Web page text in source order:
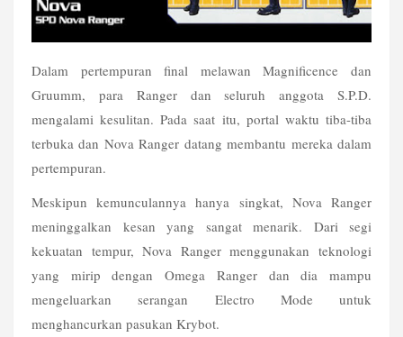
Dalam pertempuran final melawan Magnificence dan
Gruumm, para Ranger dan seluruh anggota S.P.D.
mengalami kesulitan. Pada saat itu, portal waktu tiba-tiba
terbuka dan Nova Ranger datang membantu mereka dalam
pertempuran.
Meskipun kemunculannya hanya singkat, Nova Ranger
meninggalkan kesan yang sangat menarik. Dari segi
kekuatan tempur, Nova Ranger menggunakan teknologi
yang mirip dengan Omega Ranger dan dia mampu
mengeluarkan serangan Electro Mode untuk
menghancurkan pasukan Krybot.